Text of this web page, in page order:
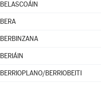
BELASCOÁIN
BERA
BERBINZANA
BERIÁIN
BERRIOPLANO/BERRIOBEITI